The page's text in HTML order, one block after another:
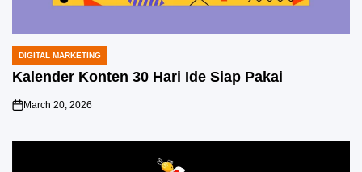
POSTED
IN
DIGITAL MARKETING
Kalender Konten 30 Hari Ide Siap Pakai
on
March 20, 2026